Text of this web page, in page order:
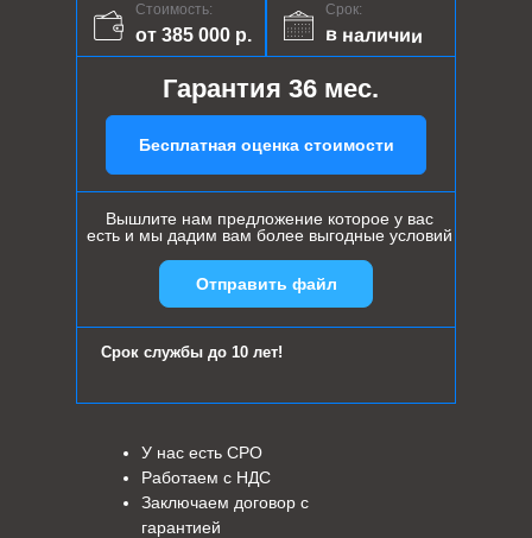
Срок:
в наличии
Стоимость:
от 385 000 р.
Гарантия 36 мес.
Бесплатная оценка стоимости
Вышлите нам предложение которое у вас
есть и мы дадим вам более выгодные условий
Срок службы до 10 лет!
У нас есть СРО
Работаем с НДС
Заключаем договор с
гарантией
Отправить файл